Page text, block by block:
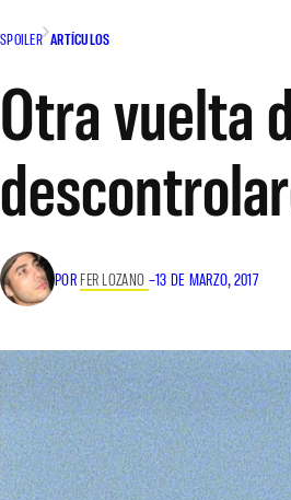
SPOILER ARTÍCULOS
Otra vuelta
POR FER LOZANO –13 DE MARZO, 2017